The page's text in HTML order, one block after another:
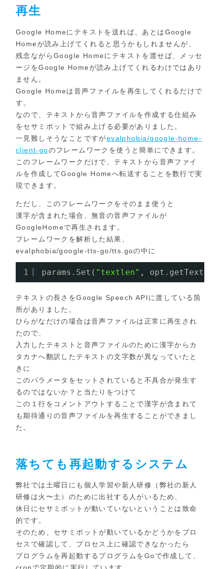
再生
Google Homeにテキストを送れば、あとはGoogle
Homeが読み上げてくれると思うかもしれませんが、
残念ながらGoogle Homeにテキストを渡せば、メッセ
ージをGoogle Homeが読み上げてくれるわけではあり
ません。
Google Homeは音声ファイルを再生してくれるだけで
す。
なので、テキストから音声ファイルを作成する仕組み
をセサミボットで組み上げる必要がありました。
一見難しそうなことですがevalphobia/google-home-
client-goのフレームワークを使うと簡単にできます。
このフレームワークだけで、テキストから音声ファイ
ルを作成してGoogle Homeへ転送することを数行で実
現できます。
ただし、このフレームワークをそのまま使うと
漢字が含まれた場合、無音の音声ファイルが
GoogleHomeで再生されます。
フレームワークを解析した結果、
evalphobia/google-tts-go/tts.goの中に
1 params.Set( "textlen" ,
テキストの長さをGoogle Speech APIに渡している箇
所がありました。
ひらがなだけの場合は音声ファイルは正常に再生され
たので、
入力したテキストと音声ファイルのために漢字からカ
タカナへ翻訳したテキストの文字数が異なっていたと
きに
このパラメータをセットされていると不具合が発生す
るのではないか？と当たりをつけて
この１行をコメントアウトすることで漢字が含まれて
も期待通りの音声ファイルを再生することができまし
た。
落ちても再起動するシステム
弊社では土曜日にも個人学習や新人研修（弊社の新人
研修は火〜土）のために出社する人がいるため、
休日にセサミボットが動いていないということは致命
的です。
そのため、セサミボットが動いているかどうかをプロ
セスで確認して、プロセス上に確認できなかったら
プログラムを再起動するプログラムをGoで作成して、